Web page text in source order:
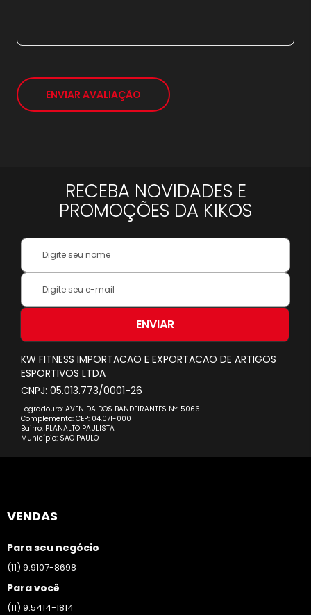
*
ENVIAR AVALIAÇÃO
RECEBA NOVIDADES E
PROMOÇÕES DA KIKOS
Your
Name:
Inscreva-
na
Newsletter:
ENVIAR
KW FITNESS IMPORTACAO E EXPORTACAO DE ARTIGOS
ESPORTIVOS LTDA
CNPJ: 05.013.773/0001-26
Logradouro: AVENIDA DOS BANDEIRANTES Nº: 5066
Complemento: CEP: 04.071-000
Bairro: PLANALTO PAULISTA
Município: SAO PAULO
VENDAS
Para seu negócio
(11) 9.9107-8698
Para você
(11) 9.5414-1814